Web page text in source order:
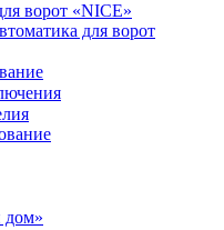
ворот «NICE»
для ворот